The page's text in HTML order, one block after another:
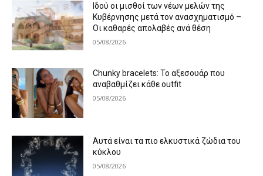
Ιδού οι μισθοί των νέων μελών της
Κυβέρνησης μετά τον ανασχηματισμό –
Οι καθαρές απολαβές ανά θέση
05/08/2026
Chunky bracelets: Το αξεσουάρ που
αναβαθμίζει κάθε outfit
05/08/2026
Αυτά είναι τα πιο ελκυστικά ζώδια του
κύκλου
05/08/2026